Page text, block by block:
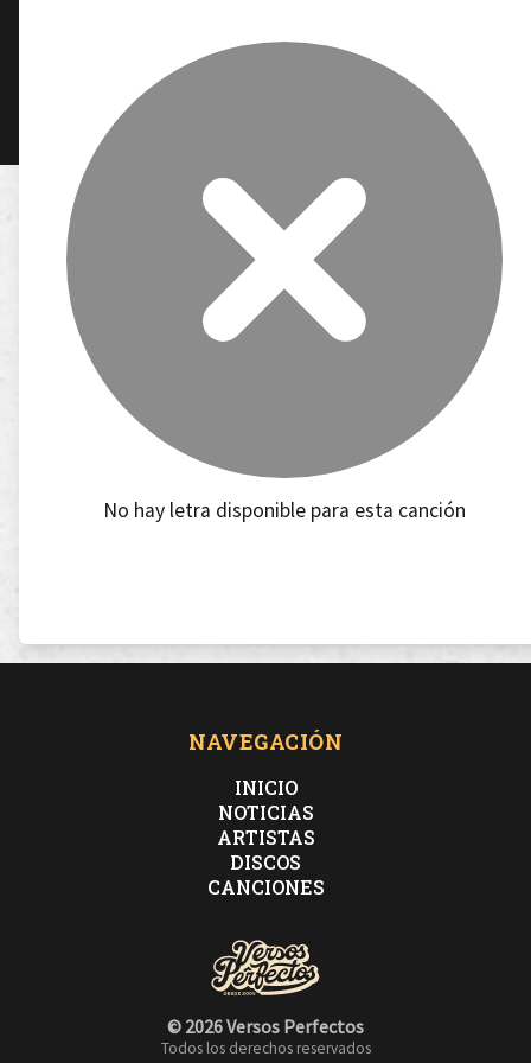
No hay letra disponible para esta canción
NAVEGACIÓN
INICIO
NOTICIAS
ARTISTAS
DISCOS
CANCIONES
© 2026 Versos Perfectos
Todos los derechos reservados